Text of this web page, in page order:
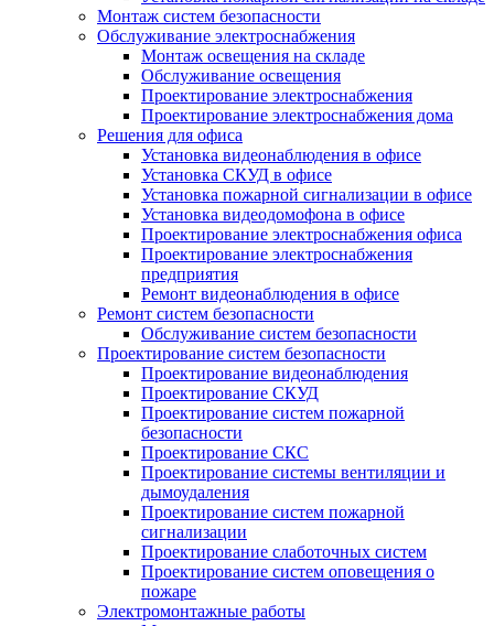
Монтаж систем безопасности
Обслуживание электроснабжения
Монтаж освещения на складе
Обслуживание освещения
Проектирование электроснабжения
Проектирование электроснабжения дома
Решения для офиса
Установка видеонаблюдения в офисе
Установка СКУД в офисе
Установка пожарной сигнализации в офисе
Установка видеодомофона в офисе
Проектирование электроснабжения офиса
Проектирование электроснабжения
предприятия
Ремонт видеонаблюдения в офисе
Ремонт систем безопасности
Обслуживание систем безопасности
Проектирование систем безопасности
Проектирование видеонаблюдения
Проектирование СКУД
Проектирование систем пожарной
безопасности
Проектирование СКС
Проектирование системы вентиляции и
дымоудаления
Проектирование систем пожарной
сигнализации
Проектирование слаботочных систем
Проектирование систем оповещения о
пожаре
Электромонтажные работы